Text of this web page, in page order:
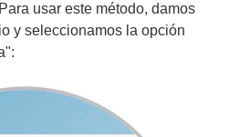
usar este método, damos
y seleccionamos la opción